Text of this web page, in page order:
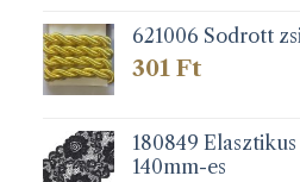
621006 Sodrott
301 Ft
180849
140mm-es